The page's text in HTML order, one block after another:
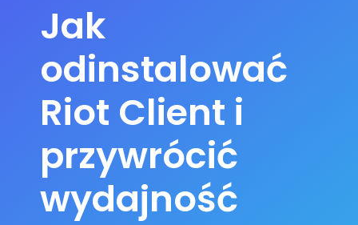
Jak
odinstalować
Riot Client i
przywrócić
wydajność